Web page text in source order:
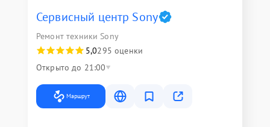
Сервисный центр Sony
Ремонт техники Sony
5,0295 оценки
Открыто до 21:00
Маршрут